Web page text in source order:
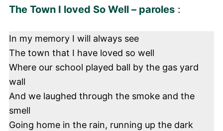
The Town I loved So Well – paroles :
In my memory I will always see
The town that I have loved so well
Where our school played ball by the gas yard
wall
And we laughed through the smoke and the
smell
Going home in the rain, running up the dark